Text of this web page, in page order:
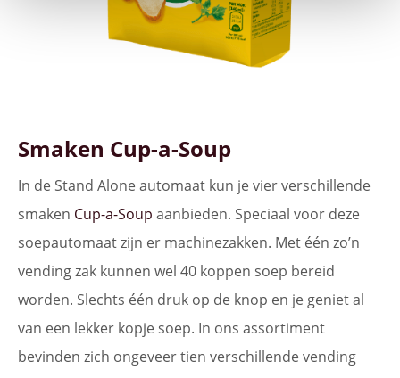
Smaken Cup-a-Soup
In de Stand Alone automaat kun je vier verschillende
smaken Cup-a-Soup aanbieden. Speciaal voor deze
soepautomaat zijn er machinezakken. Met één zo’n
vending zak kunnen wel 40 koppen soep bereid
worden. Slechts één druk op de knop en je geniet al
van een lekker kopje soep. In ons assortiment
bevinden zich ongeveer tien verschillende vending